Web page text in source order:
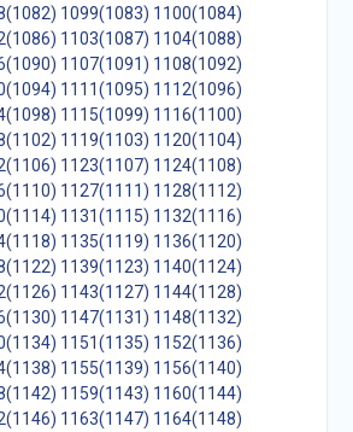
1099(1083) 1100(1084)
1103(1087) 1104(1088)
1107(1091) 1108(1092)
1111(1095) 1112(1096)
1115(1099) 1116(1100)
1119(1103) 1120(1104)
1123(1107) 1124(1108)
1127(1111) 1128(1112)
1131(1115) 1132(1116)
1135(1119) 1136(1120)
1139(1123) 1140(1124)
1143(1127) 1144(1128)
1147(1131) 1148(1132)
1151(1135) 1152(1136)
1155(1139) 1156(1140)
1159(1143) 1160(1144)
1163(1147) 1164(1148)